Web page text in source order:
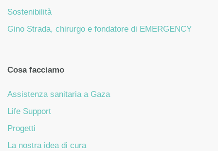
Sostenibilità
Gino Strada, chirurgo e fondatore di EMERGENCY
Cosa facciamo
Assistenza sanitaria a Gaza
Life Support
Progetti
La nostra idea di cura